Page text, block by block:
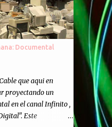
un punto de vista
festejarlo, se
todos juntos; y
refiero a toda la
en el
y a ustedes. Por
de emitir video en
hubo que
el estudio,
y hacer
Totalmente
Documental
que aqui en
proyectando un
en el canal Infinito ,
Este